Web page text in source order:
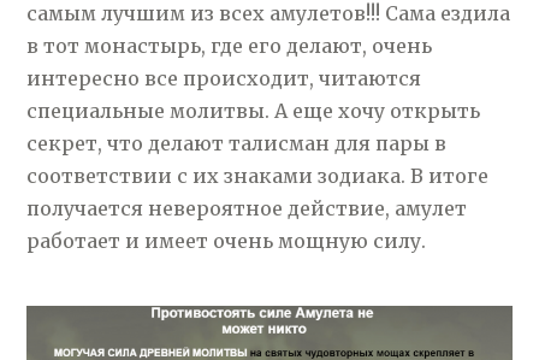
самым лучшим из всех амулетов!!! Сама ездила
в тот монастырь, где его делают, очень
интересно все происходит, читаются
специальные молитвы. А еще хочу открыть
секрет, что делают талисман для пары в
соответствии с их знаками зодиака. В итоге
получается невероятное действие, амулет
работает и имеет очень мощную силу.